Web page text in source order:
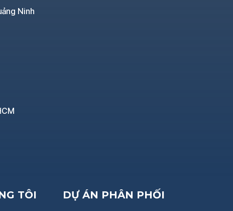
Ninh
TÔI DỰ ÁN PHÂN PHỐI